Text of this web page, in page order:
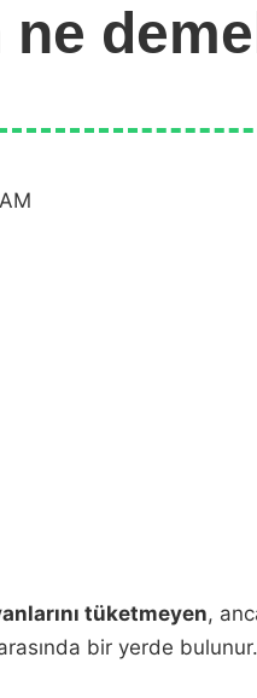
tüketmeyen,
bir yerde bulunur.